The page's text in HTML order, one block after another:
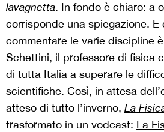
lavagnetta. In fondo è chiaro: a
corrisponde una spiegazione.
commentare le varie discipline
Schettini, il professore di fisica
di tutta Italia a superare le
scientifiche. Così, in attesa
atteso di tutto l’inverno, La
trasformato in un vodcast: La